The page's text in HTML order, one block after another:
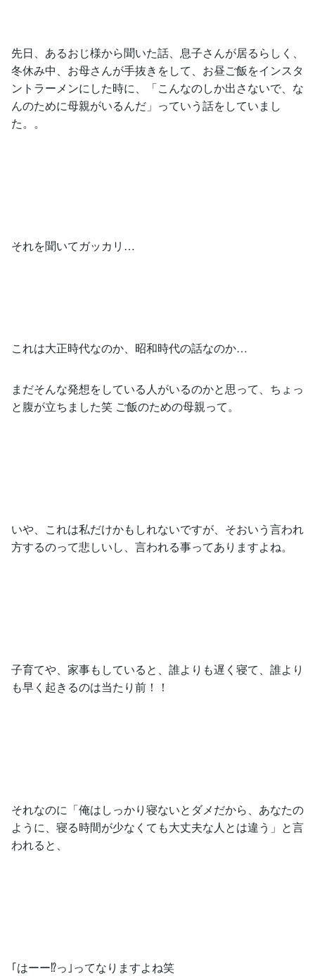
先日、あるおじ様から聞いた話、息子さんが居るらしく、
冬休み中、お母さんが手抜きをして、お昼ご飯をインスタ
ントラーメンにした時に、「こんなのしか出さないで、な
んのために母親がいるんだ」っていう話をしていまし
た。。
それを聞いてガッカリ…
これは大正時代なのか、昭和時代の話なのか…
まだそんな発想をしている人がいるのかと思って、ちょっ
と腹が立ちました笑 ご飯のための母親って。
いや、これは私だけかもしれないですが、そおいう言われ
方するのって悲しいし、言われる事ってありますよね。
子育てや、家事もしていると、誰よりも遅く寝て、誰より
も早く起きるのは当たり前！！
それなのに「俺はしっかり寝ないとダメだから、あなたの
ように、寝る時間が少なくても大丈夫な人とは違う」と言
われると、
｢はーー⁉️っ｣ってなりますよね笑